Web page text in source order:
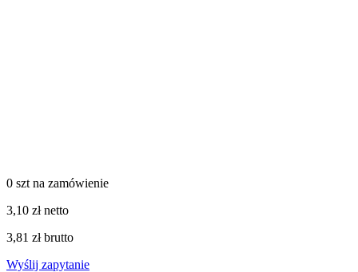
0 szt na zamówienie
3,10 zł netto
3,81 zł brutto
Wyślij zapytanie